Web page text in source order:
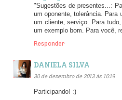
"Sugestões de presentes...:
um oponente, tolerância. Para
um cliente, serviço. Para
um exemplo bom. Para você,
Responder
DANIELA SILVA
30 de dezembro de 2013 às 16:19
Participando! :)